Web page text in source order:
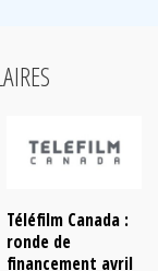
Téléfilm Canada :
ronde de
financement avril